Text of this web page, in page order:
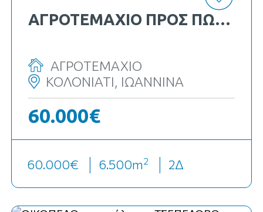
ΑΓΡΟΤΕΜΑΧΙΟ ΠΡΟΣ ΠΏΛΗΣΗ
ΑΓΡΟΤΕΜΑΧΙΟ
ΚΟΛΟΝΙΑΤΙ, ΙΩΑΝΝΙΝΑ
60.000€
60.000€ 6.500m2 2Δ